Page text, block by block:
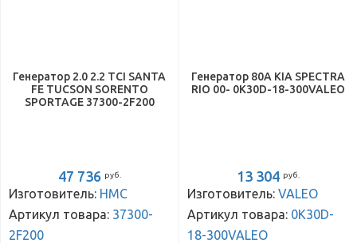
Генератор 2.0 2.2 TCI SANTA
FE TUCSON SORENTO
SPORTAGE 37300-2F200
47 736 руб.
Изготовитель: HMC
Артикул товара: 37300-
2F200
Генератор 80A KIA SPECTRA
RIO 00- 0K30D-18-300VALEO
13 304 руб.
Изготовитель: VALEO
Артикул товара: 0K30D-
18-300VALEO